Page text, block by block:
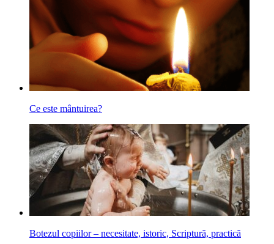
Ce este mântuirea?
Botezul copiilor – necesitate, istoric, Scriptură, practică